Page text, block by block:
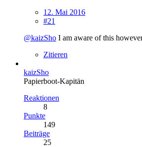
12. Mai 2016
#21
@kaizSho I am aware of this
Zitieren
kaizSho
Papierboot-Kapitän
Reaktionen
8
Punkte
149
Beiträge
25